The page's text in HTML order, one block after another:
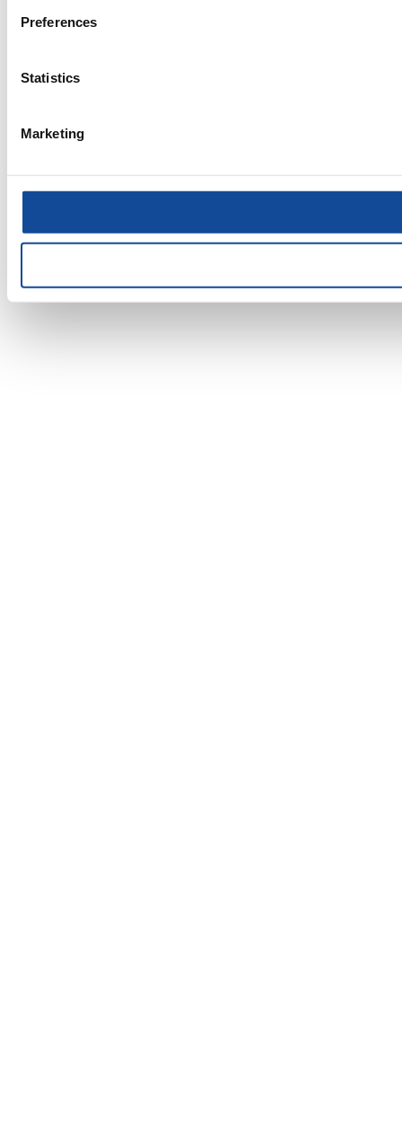
Preferences
Statistics
Marketing